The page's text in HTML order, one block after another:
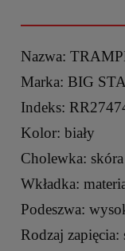
Nazwa:
Marka: BIG
Indeks:
Kolor: biały
Cholewka:
Wkładka:
Podeszwa:
Rodzaj zapięcia: